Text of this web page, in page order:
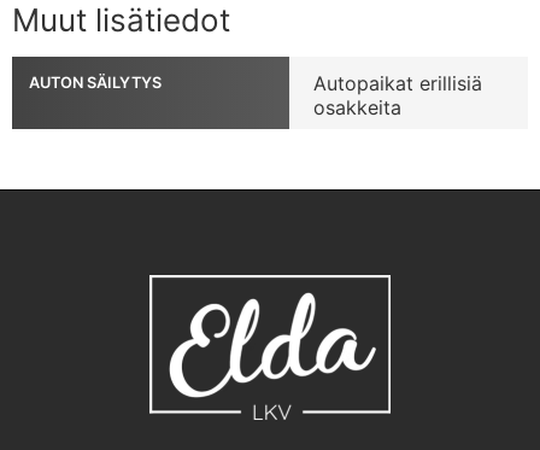
Muut lisätiedot
AUTON SÄILYTYS
Autopaikat erillisiä
osakkeita